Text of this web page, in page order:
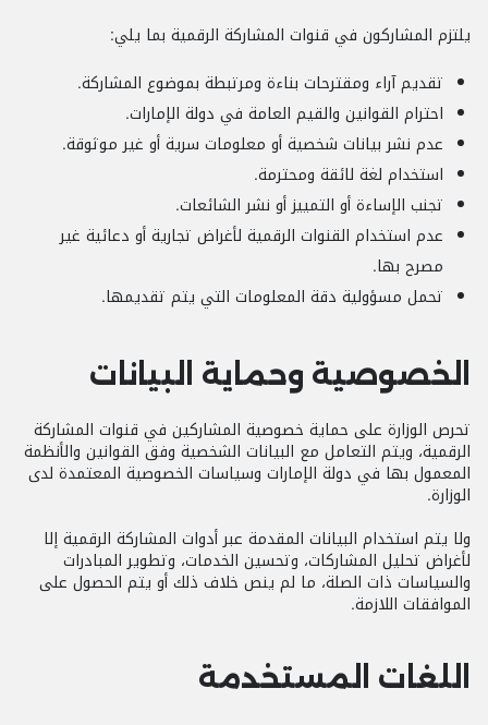
يلتزم المشاركون في قنوات المشاركة الرقمية بما يلي:
تقديم آراء ومقترحات بناءة ومرتبطة بموضوع المشاركة.
احترام القوانين والقيم العامة في دولة الإمارات.
عدم نشر بيانات شخصية أو معلومات سرية أو غير موثوقة.
استخدام لغة لائقة ومحترمة.
تجنب الإساءة أو التمييز أو نشر الشائعات.
عدم استخدام القنوات الرقمية لأغراض تجارية أو دعائية غير
مصرح بها.
تحمل مسؤولية دقة المعلومات التي يتم تقديمها.
الخصوصية وحماية البيانات
تحرص الوزارة على حماية خصوصية المشاركين في قنوات المشاركة
الرقمية، ويتم التعامل مع البيانات الشخصية وفق القوانين والأنظمة
المعمول بها في دولة الإمارات وسياسات الخصوصية المعتمدة لدى
الوزارة.
ولا يتم استخدام البيانات المقدمة عبر أدوات المشاركة الرقمية إلا
لأغراض تحليل المشاركات، وتحسين الخدمات، وتطوير المبادرات
والسياسات ذات الصلة، ما لم ينص خلاف ذلك أو يتم الحصول على
الموافقات اللازمة.
اللغات المستخدمة